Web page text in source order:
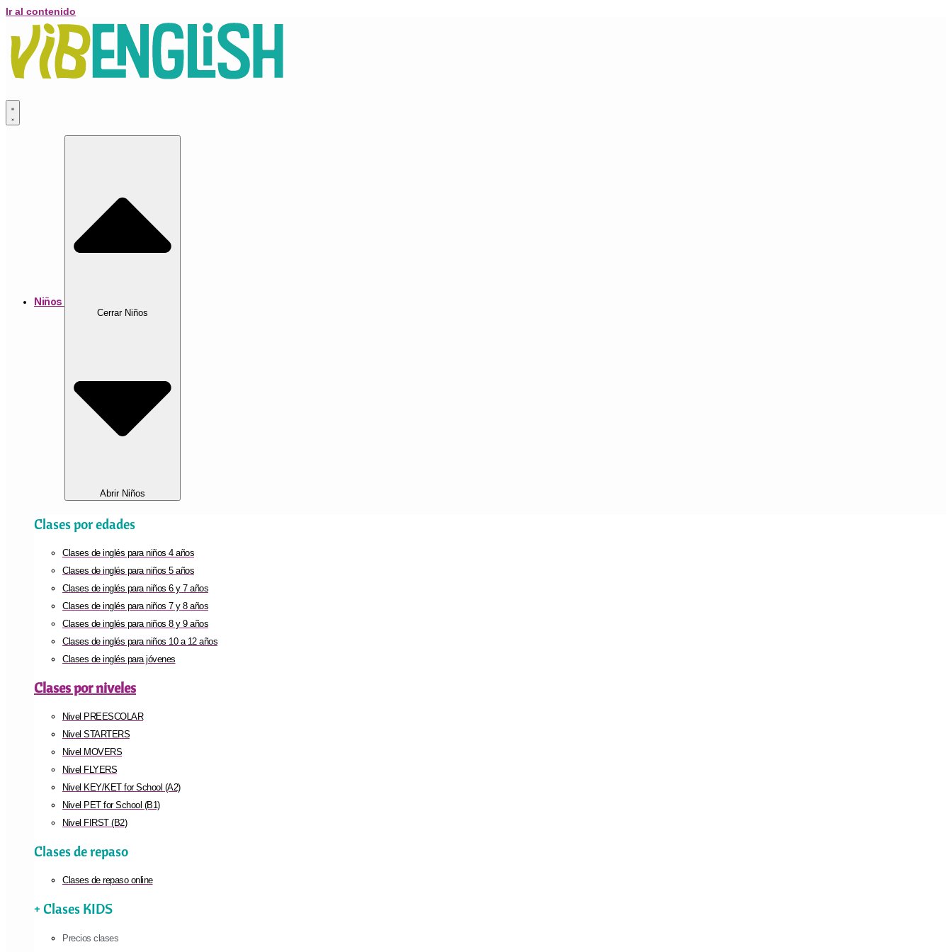
Ir al contenido
Niños
Cerrar Niños
Abrir Niños
Clases por edades
Clases de inglés para niños 4 años
Clases de inglés para niños 5 años
Clases de inglés para niños 6 y 7 años
Clases de inglés para niños 7 y 8 años
Clases de inglés para niños 8 y 9 años
Clases de inglés para niños 10 a 12 años
Clases de inglés para jóvenes
Clases por niveles
Nivel PREESCOLAR
Nivel STARTERS
Nivel MOVERS
Nivel FLYERS
Nivel KEY/KET for School (A2)
Nivel PET for School (B1)
Nivel FIRST (B2)
Clases de repaso
Clases de repaso online
+ Clases KIDS
Precios clases